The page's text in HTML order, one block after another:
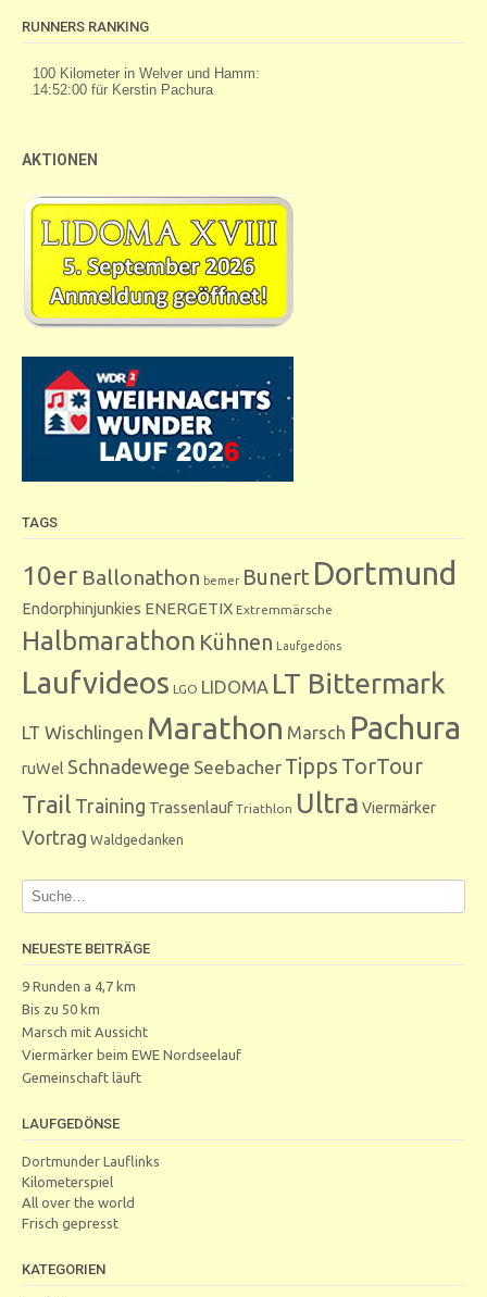
RUNNERS RANKING
AKTIONEN
TAGS
10er Ballonathon bemer Bunert Dortmund
Endorphinjunkies ENERGETIX Extremmärsche
Halbmarathon Kühnen Laufgedöns
Laufvideos LGO LIDOMA LT Bittermark
LT Wischlingen Marathon Marsch Pachura
ruWel Schnadewege Seebacher Tipps TorTour
Trail Training Trassenlauf Triathlon Ultra Viermärker
Vortrag Waldgedanken
NEUESTE BEITRÄGE
9 Runden a 4,7 km
Bis zu 50 km
Marsch mit Aussicht
Viermärker beim EWE Nordseelauf
Gemeinschaft läuft
LAUFGEDÖNSE
Dortmunder Lauflinks
Kilometerspiel
All over the world
Frisch gepresst
KATEGORIEN